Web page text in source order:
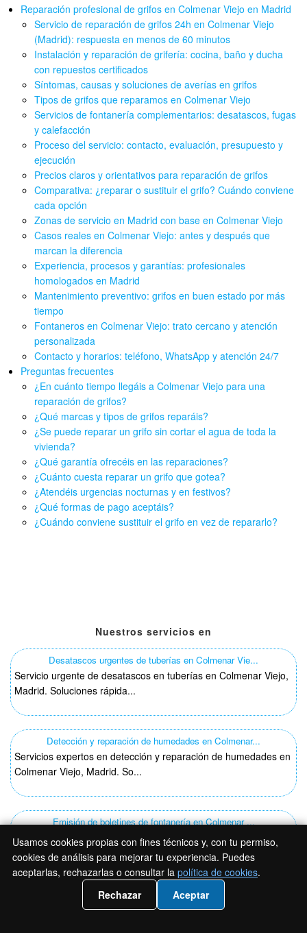
Reparación profesional de grifos en Colmenar Viejo en Madrid
Servicio de reparación de grifos 24h en Colmenar Viejo
(Madrid): respuesta en menos de 60 minutos
Instalación y reparación de grifería: cocina, baño y ducha
con repuestos certificados
Síntomas, causas y soluciones de averías en grifos
Tipos de grifos que reparamos en Colmenar Viejo
Servicios de fontanería complementarios: desatascos, fugas
y calefacción
Proceso del servicio: contacto, evaluación, presupuesto y
ejecución
Precios claros y orientativos para reparación de grifos
Comparativa: ¿reparar o sustituir el grifo? Cuándo conviene
cada opción
Zonas de servicio en Madrid con base en Colmenar Viejo
Casos reales en Colmenar Viejo: antes y después que
marcan la diferencia
Experiencia, procesos y garantías: profesionales
homologados en Madrid
Mantenimiento preventivo: grifos en buen estado por más
tiempo
Fontaneros en Colmenar Viejo: trato cercano y atención
personalizada
Contacto y horarios: teléfono, WhatsApp y atención 24/7
Preguntas frecuentes
¿En cuánto tiempo llegáis a Colmenar Viejo para una
reparación de grifos?
¿Qué marcas y tipos de grifos reparáis?
¿Se puede reparar un grifo sin cortar el agua de toda la
vivienda?
¿Qué garantía ofrecéis en las reparaciones?
¿Cuánto cuesta reparar un grifo que gotea?
¿Atendéis urgencias nocturnas y en festivos?
¿Qué formas de pago aceptáis?
¿Cuándo conviene sustituir el grifo en vez de repararlo?
Nuestros servicios en
Desatascos urgentes de tuberías en Colmenar Vie...
Servicio urgente de desatascos en tuberías en Colmenar Viejo,
Madrid. Soluciones rápida...
Detección y reparación de humedades en Colmenar...
Servicios expertos en detección y reparación de humedades en
Colmenar Viejo, Madrid. So...
Emisión de boletines de fontanería en Colmenar ...
Descubre nuestros boletines de fontanería en Colmenar Viejo,
Madrid. Servicios rápidos ...
Instalación de sanitarios y grifería en Colmena...
📲 Llámanos 919 93 18 54
Usamos cookies propias con fines técnicos y, con tu permiso,
cookies de análisis para mejorar tu experiencia. Puedes
aceptarlas, rechazarlas o consultar la política de cookies.
Rechazar
Aceptar